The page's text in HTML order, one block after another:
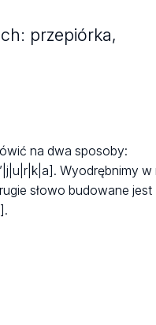
przepiórka,
na dwa sposoby:
Wyodrębnimy w
słowo budowane jest